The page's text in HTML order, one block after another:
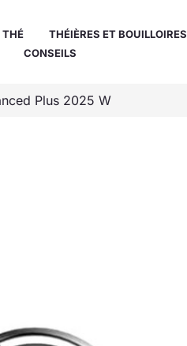
THÉ THÉIÈRES ET BOUILLOIRES
CONSEILS
Plus 2025 W